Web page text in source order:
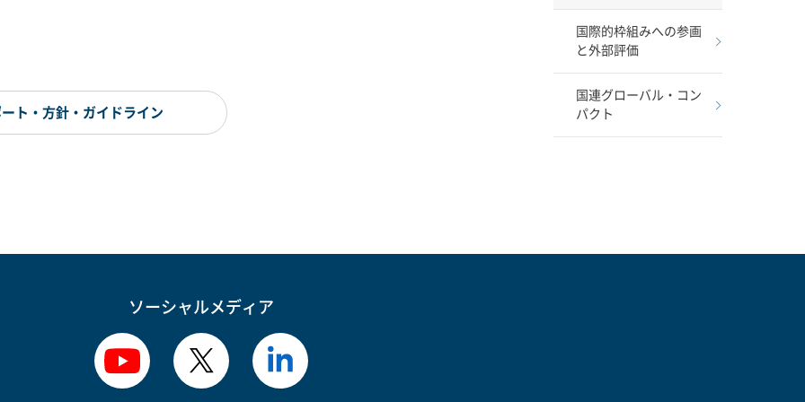
ト・方針・ガイドライン
国際的枠組みへの参画
と外部評価
国連グローバル・コン
パクト
ソーシャルメディア